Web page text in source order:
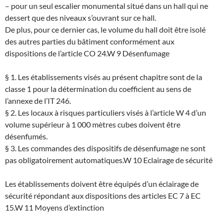
– pour un seul escalier monumental situé dans un hall qui ne
dessert que des niveaux s’ouvrant sur ce hall.
De plus, pour ce dernier cas, le volume du hall doit être isolé
des autres parties du bâtiment conformément aux
dispositions de l’article CO 24.W 9 Désenfumage
§ 1. Les établissements visés au présent chapitre sont de la
classe 1 pour la détermination du coefficient au sens de
l’annexe de l’IT 246.
§ 2. Les locaux à risques particuliers visés à l’article W 4 d’un
volume supérieur à 1 000 mètres cubes doivent être
désenfumés.
§ 3. Les commandes des dispositifs de désenfumage ne sont
pas obligatoirement automatiques.W 10 Eclairage de sécurité
Les établissements doivent être équipés d’un éclairage de
sécurité répondant aux dispositions des articles EC 7 à EC
15.W 11 Moyens d’extinction